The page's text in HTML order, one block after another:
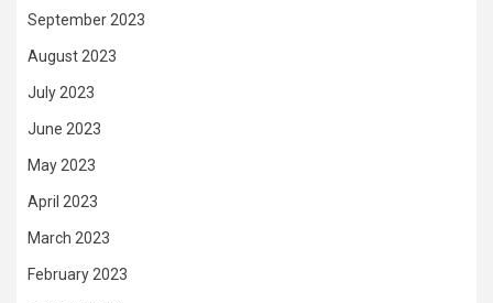
September 2023
August 2023
July 2023
June 2023
May 2023
April 2023
March 2023
February 2023